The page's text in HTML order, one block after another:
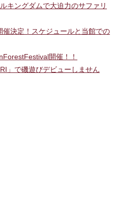
キングダムで大迫力のサファリ
決定！スケジュールと当館での
開催！！
」で磯遊びデビューしません